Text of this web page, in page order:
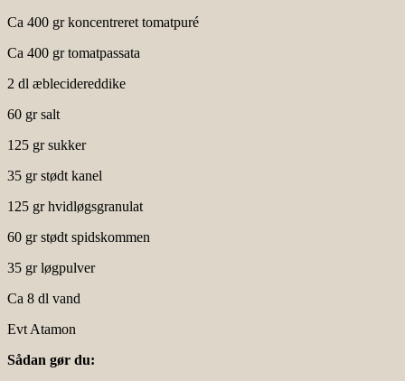
Ca 400 gr koncentreret tomatpuré
Ca 400 gr tomatpassata
2 dl æblecidereddike
60 gr salt
125 gr sukker
35 gr stødt kanel
125 gr hvidløgsgranulat
60 gr stødt spidskommen
35 gr løgpulver
Ca 8 dl vand
Evt Atamon
Sådan gør du: